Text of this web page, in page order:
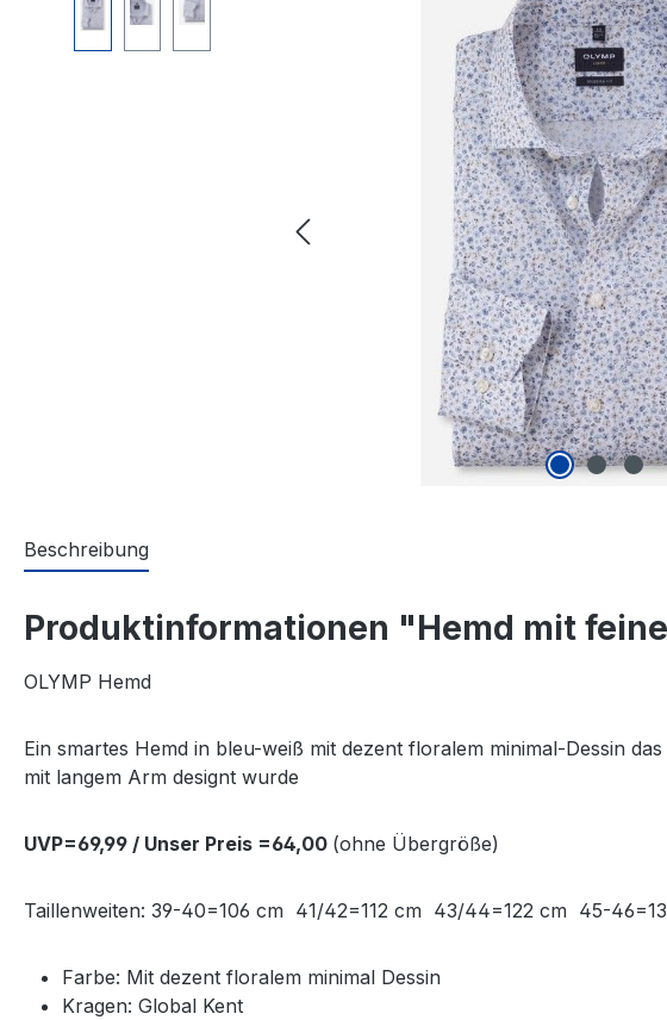
Beschreibung
Produktinformationen "Hemd mit
OLYMP Hemd
Ein smartes Hemd in bleu-weiß mit dezent floralem minimal-Dessin
mit langem Arm designt wurde
UVP=69,99 / Unser Preis =64,00 (ohne Übergröße)
Taillenweiten: 39-40=106 cm 41/42=112 cm 43/44=122 cm 45-
Farbe: Mit dezent floralem minimal Dessin
Kragen: Global Kent